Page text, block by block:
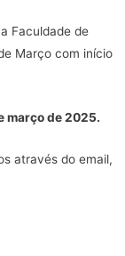
Faculdade de
Março com início
março de 2025.
através do email,